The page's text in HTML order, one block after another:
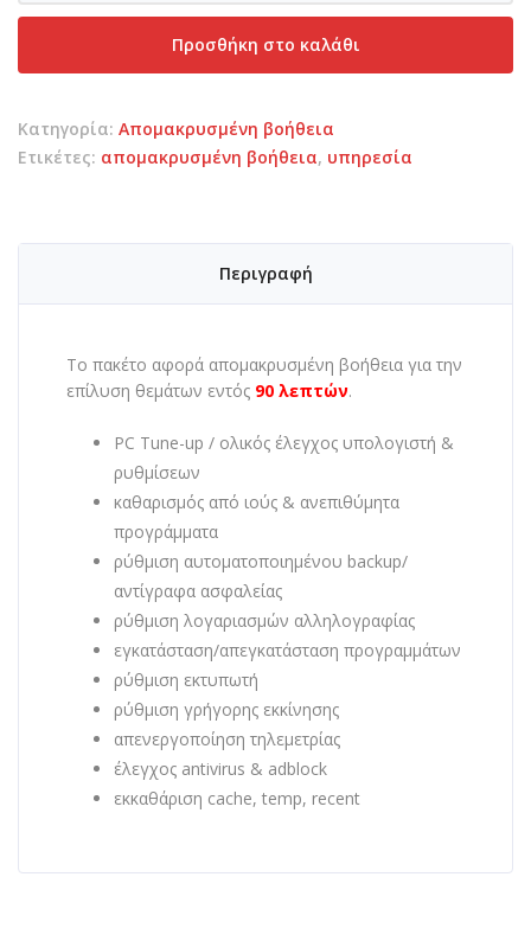
-
ποσότητα
Προσθήκη στο καλάθι
Κατηγορία: Απομακρυσμένη βοήθεια
Ετικέτες: απομακρυσμένη βοήθεια, υπηρεσία
Περιγραφή
Το πακέτο αφορά απομακρυσμένη βοήθεια για την
επίλυση θεμάτων εντός 90 λεπτών.
PC Tune-up / ολικός έλεγχος υπολογιστή &
ρυθμίσεων
καθαρισμός από ιούς & ανεπιθύμητα
προγράμματα
ρύθμιση αυτοματοποιημένου backup/
αντίγραφα ασφαλείας
ρύθμιση λογαριασμών αλληλογραφίας
εγκατάσταση/απεγκατάσταση προγραμμάτων
ρύθμιση εκτυπωτή
ρύθμιση γρήγορης εκκίνησης
απενεργοποίηση τηλεμετρίας
έλεγχος antivirus & adblock
εκκαθάριση cache, temp, recent